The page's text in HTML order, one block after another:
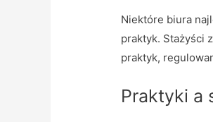
Niektóre biura
praktyk. Stażyści
praktyk,
Praktyki a